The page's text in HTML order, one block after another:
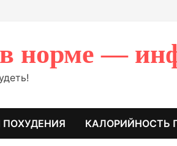
норме —
КАЛОРИЙНОСТЬ